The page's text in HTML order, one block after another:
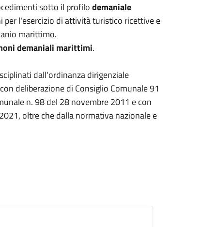
sotto il profilodemaniale
per l'esercizio di attività turistico ricettive e
marittimo.
demaniali marittimi.
dall'ordinanza dirigenziale
deliberazione di Consiglio Comunale 91
n. 98 del 28 novembre 2011 e con
oltre che dalla normativa nazionale e